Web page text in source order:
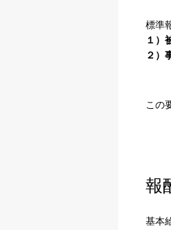
標準
１）
２）
この
報
基本